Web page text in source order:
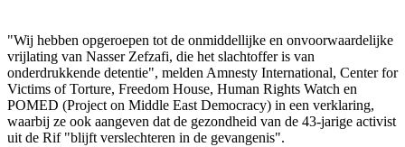
"Wij hebben opgeroepen tot de onmiddellijke en onvoorwaardelijke
vrijlating van Nasser Zefzafi, die het slachtoffer is van
onderdrukkende detentie", melden Amnesty International, Center for
Victims of Torture, Freedom House, Human Rights Watch en
POMED (Project on Middle East Democracy) in een verklaring,
waarbij ze ook aangeven dat de gezondheid van de 43-jarige activist
uit de Rif "blijft verslechteren in de gevangenis".